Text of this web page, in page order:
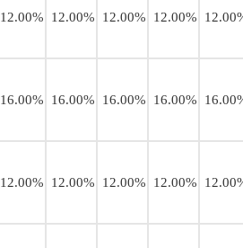
12.00% 12.00% 12.00% 12.00%
16.00% 16.00% 16.00% 16.00%
12.00% 12.00% 12.00% 12.00%